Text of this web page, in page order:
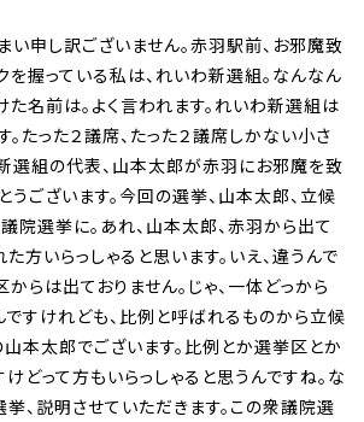
い申し訳ございません。赤羽駅前、お邪魔致
を握っている私は、れいわ新選組。なんなん
名前は。よく言われます。れいわ新選組は
たった２議席、たった２議席しかない小さ
選組の代表、山本太郎が赤羽にお邪魔を致
うございます。今回の選挙、山本太郎、立候
院選挙に。あれ、山本太郎、赤羽から出て
方いらっしゃると思います。いえ、違うんで
らは出ておりません。じゃ、一体どっから
ですけれども、比例と呼ばれるものから立候
山本太郎でございます。比例とか選挙区とか
どって方もいらっしゃると思うんですね。な
、説明させていただきます。この衆議院選